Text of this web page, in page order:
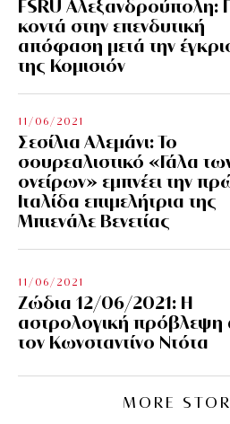
FSRU Αλεξανδρούπολη:
κοντά στην επενδυτική
απόφαση μετά την
της Κομισιόν
11/06/2021
Σεσίλια Αλεμάνι: Το
σουρεαλιστικό «Γάλα
ονείρων» εμπνέει την
Ιταλίδα επιμελήτρια της
Μπιενάλε Βενετίας
11/06/2021
Ζώδια 12/06/2021: Η
αστρολογική πρόβλεψη
τον Κωνσταντίνο Ντότα
MORE